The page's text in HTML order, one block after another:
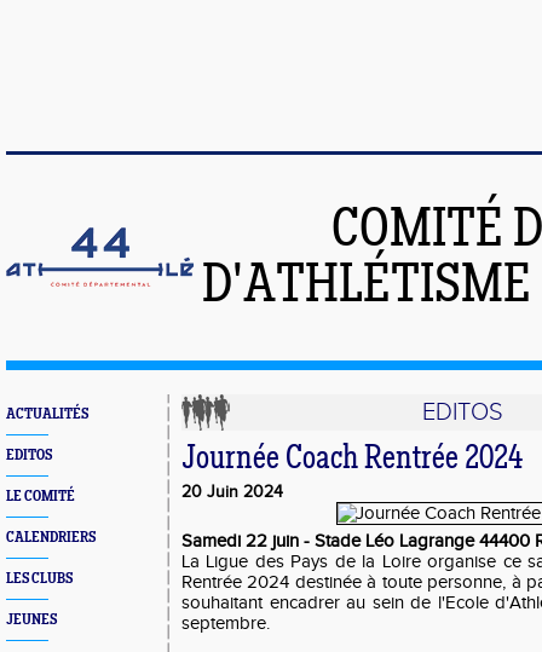
COMITÉ
D'ATHLÉTISME
ACTUALITÉS
EDITOS
LE COMITÉ
CALENDRIERS
LES CLUBS
JEUNES
EDITOS
Journée Coach Rentrée 2024
20 Juin 2024
Samedi 22 juin - Stade Léo Lagrange 44400
La Ligue des Pays de la Loire organise ce
Rentrée 2024 destinée à toute personne, à
souhaitant encadrer au sein de l'Ecole
septembre.